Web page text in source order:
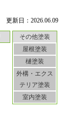
更新日：2026.06.09
その他塗装
屋根塗装
樋塗装
外構・エクス
テリア塗装
室内塗装